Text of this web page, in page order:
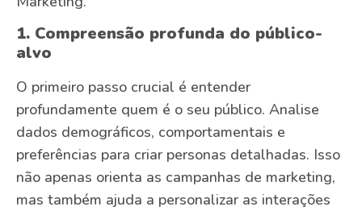
1. Compreensão profunda do público-
alvo
O primeiro passo crucial é entender
profundamente quem é o seu público. Analise
dados demográficos, comportamentais e
preferências para criar personas detalhadas. Isso
não apenas orienta as campanhas de marketing,
mas também ajuda a personalizar as interações